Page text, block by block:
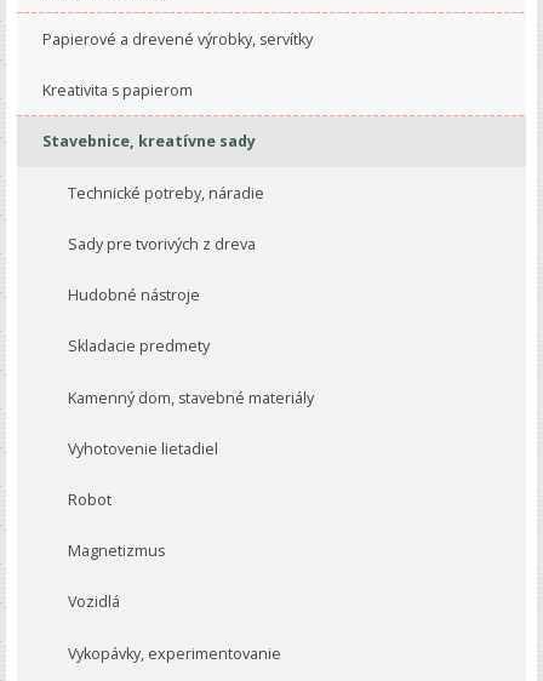
Papierové a drevené výrobky, servítky
Kreativita s papierom
Stavebnice, kreatívne sady
Technické potreby, náradie
Sady pre tvorivých z dreva
Hudobné nástroje
Skladacie predmety
Kamenný dom, stavebné materiály
Vyhotovenie lietadiel
Robot
Magnetizmus
Vozidlá
Vykopávky, experimentovanie